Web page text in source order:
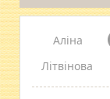
Аліна
Літвінова